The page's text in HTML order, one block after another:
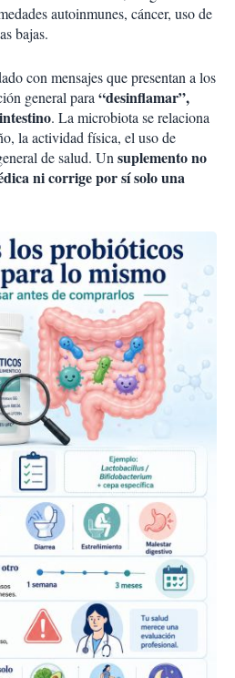
autoinmunes, cáncer, uso de
bajas.
con mensajes que presentan a los
general para“desinflamar”,
. La microbiota se relaciona
la actividad física, el uso de
de salud. Unsuplemento no
ni corrige por sí solo una